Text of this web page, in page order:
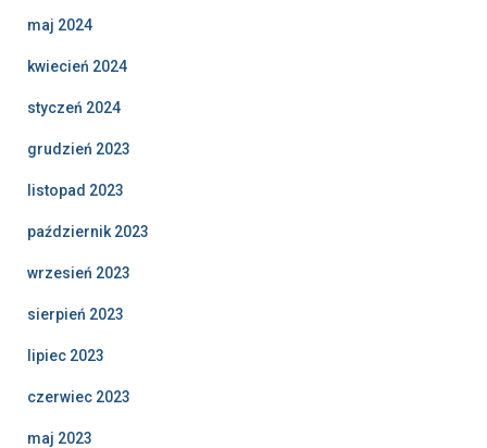
maj 2024
kwiecień 2024
styczeń 2024
grudzień 2023
listopad 2023
październik 2023
wrzesień 2023
sierpień 2023
lipiec 2023
czerwiec 2023
maj 2023